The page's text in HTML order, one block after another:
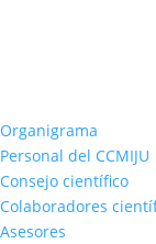
Organigrama
Personal del CCMIJU
Consejo científico
Colaboradores
Asesores